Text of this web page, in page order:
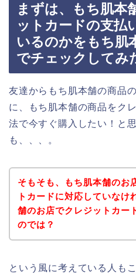
まずは、もち肌本
ットカードの支払
いるのかをもち肌
でチェックしてみ
友達からもち肌本舗の商品
に、もち肌本舗の商品をク
法で今すぐ購入したい！と
も、、、。
そもそも、もち肌本舗のお
トカードに対応していなけ
舗のお店でクレジットカー
のでは？
という風に考えている人も